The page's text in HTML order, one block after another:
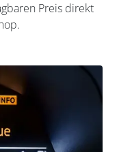
Preis direkt